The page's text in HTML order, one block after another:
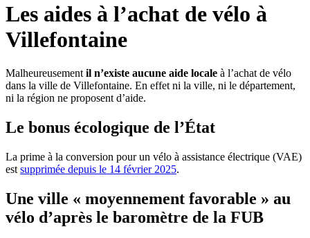
Les aides à l’achat de vélo à
Villefontaine
Malheureusement il n’existe aucune aide locale à l’achat de vélo
dans la ville de Villefontaine. En effet ni la ville, ni le département,
ni la région ne proposent d’aide.
Le bonus écologique de l’État
La prime à la conversion pour un vélo à assistance électrique (VAE)
est supprimée depuis le 14 février 2025.
Une ville « moyennement favorable » au
vélo d’après le baromètre de la FUB